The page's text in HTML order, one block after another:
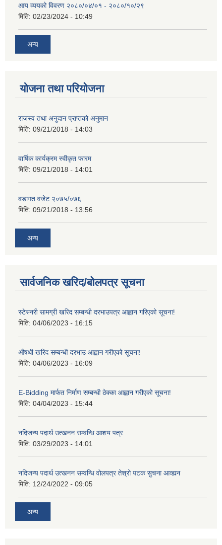
आय व्ययको विवरण २०८०/०४/०१ - २०८०/१०/२९
मिति: 02/23/2024 - 10:49
अन्य
योजना तथा परियोजना
राजस्व तथा अनुदान प्राप्तको अनुमान
मिति: 09/21/2018 - 14:03
वार्षिक कार्यक्रम स्वीकृत फारम
मिति: 09/21/2018 - 14:01
वडागत वजेट २०७५/०७६
मिति: 09/21/2018 - 13:56
अन्य
सार्वजनिक खरिद/बोलपत्र सूचना
स्टेस्नरी सामग्री खरिद सम्बन्धी दरभाउपत्र आह्वान गरिएको सूचना!
मिति: 04/06/2023 - 16:15
औषधी खरिद सम्बन्धी दरभाउ आह्वान गरीएको सूचना!
मिति: 04/06/2023 - 16:09
E-Bidding मार्फत निर्माण सम्बन्धी ठेक्का आह्वान गरीएको सूचना!
मिति: 04/04/2023 - 15:44
नदिजन्य पदार्थ उत्खनन सम्वन्धि आशय पत्र
मिति: 03/29/2023 - 14:01
नदिजन्य पदार्थ उत्खनन सम्वन्धि वोलपत्र तेश्रो पटक सुचना आव्ह्यन
मिति: 12/24/2022 - 09:05
अन्य